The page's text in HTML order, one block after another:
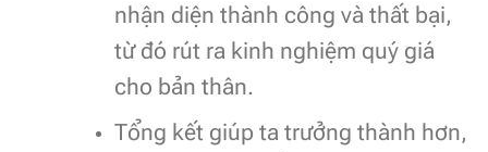
nhận diện thành công và thất bại,
từ đó rút ra kinh nghiệm quý giá
cho bản thân.
Tổng kết giúp ta trưởng thành hơn,